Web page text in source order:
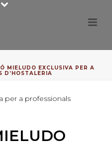
MIELUDO EXCLUSIVA PER A
D’HOSTALERIA